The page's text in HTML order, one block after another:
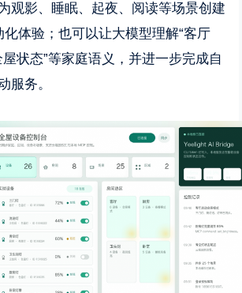
观影、睡眠、起夜、阅读等场景创建
体验；也可以让大模型理解“客厅
屋状态”等家庭语义，并进一步完成自
服务。